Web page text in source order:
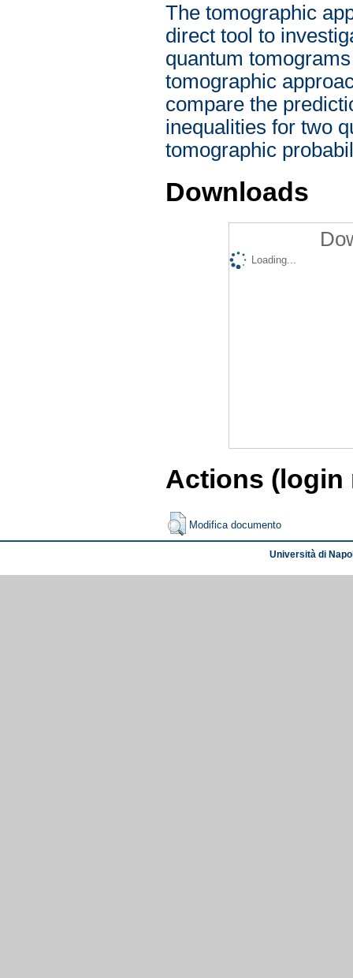
The tomographic
direct tool to
quantum
tomographic
compare the
inequalities for two
tomographic
Downloads
Loading...
Actions (login
Modifica documento
Università di